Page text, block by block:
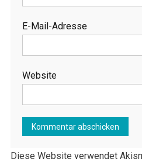
E-Mail-Adresse
Website
Diese Website verwendet